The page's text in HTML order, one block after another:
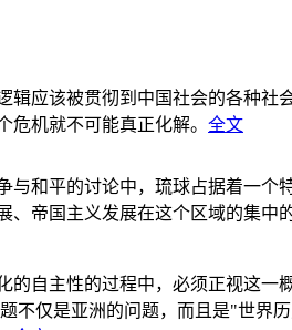
辑应该被贯彻到中国社会的各种
危机就不可能真正化解。 全文
与和平的讨论中，琉球占据着一
、帝国主义发展在这个区域的集中
的自主性的过程中，必须正视这
不仅是亚洲的问题，而且是"世界